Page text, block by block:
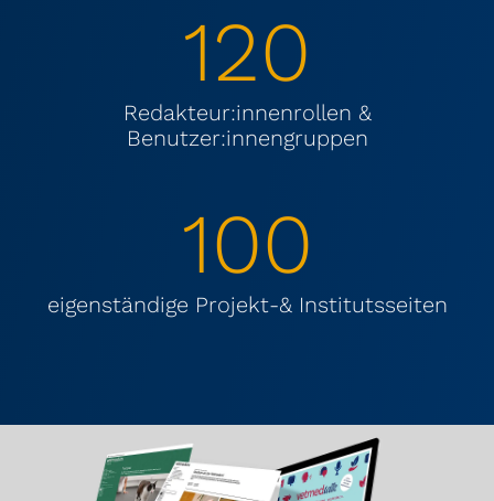
120
Redakteur:innenrollen &
Benutzer:innengruppen
100
eigenständige Projekt-& Institutsseiten